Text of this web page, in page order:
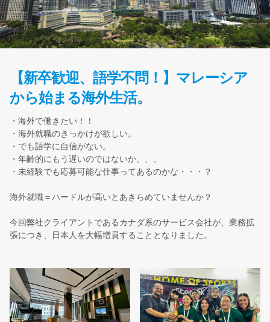
【新卒歓迎、語学不問！】マレーシア
から始まる海外生活。
・海外で働きたい！！
・海外就職のきっかけが欲しい。
・でも語学に自信がない。
・年齢的にもう遅いのではないか、、、
・未経験でも応募可能な仕事ってあるのかな・・・？
海外就職＝ハードルが高いとあきらめていませんか？
今回弊社クライアントであるカナダ系のサービス会社が、業務拡
張につき、日本人を大幅増員することとなりました。